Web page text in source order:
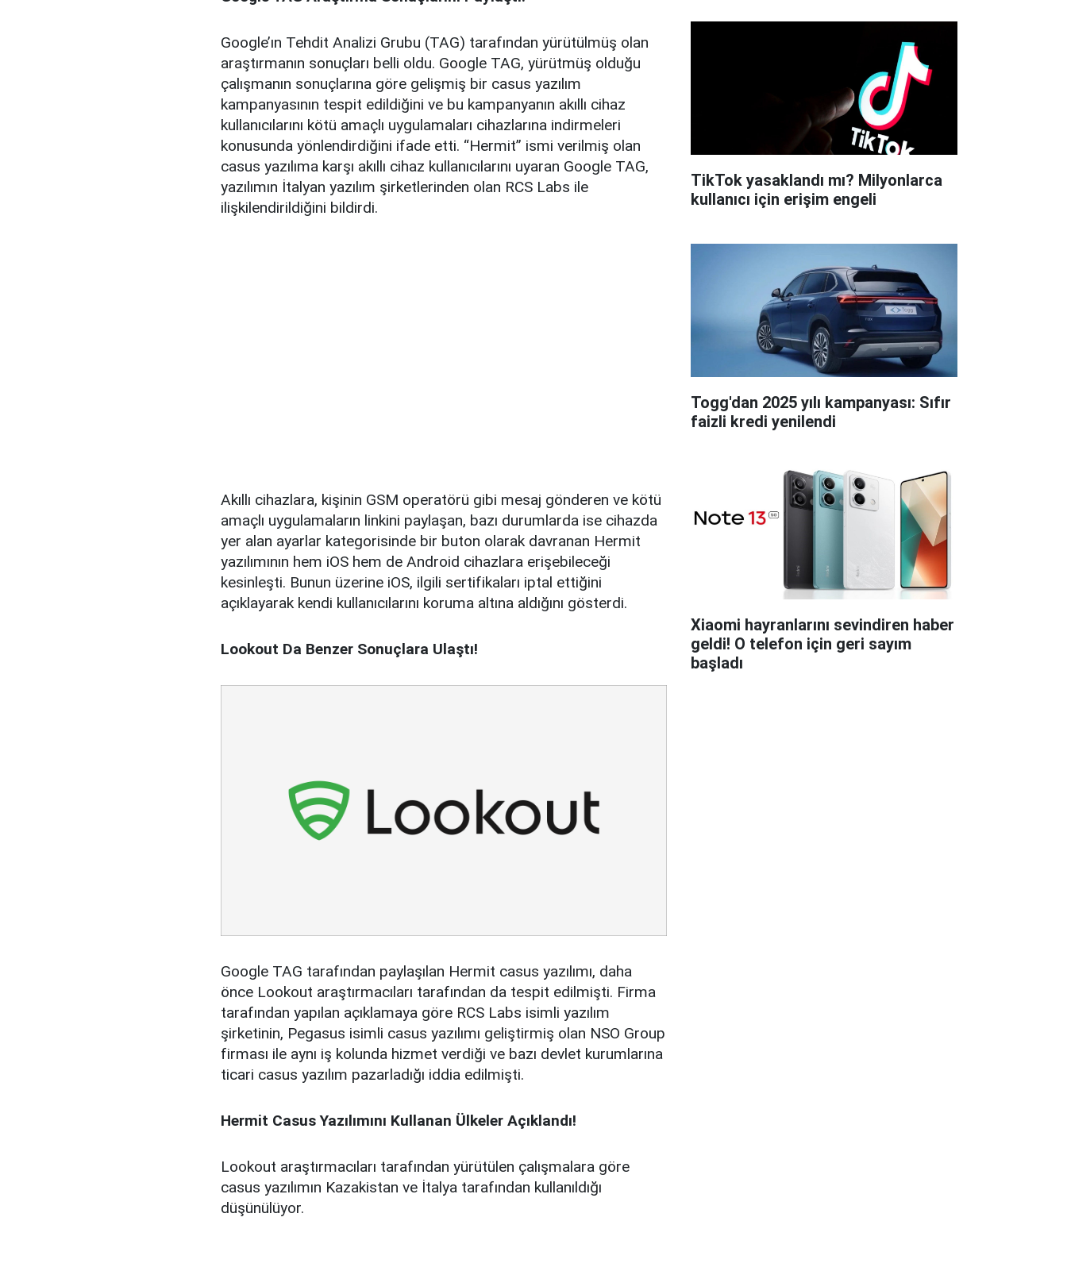
Google’ın Tehdit Analizi Grubu (TAG) tarafından yürütülmüş olan
araştırmanın sonuçları belli oldu. Google TAG, yürütmüş olduğu
çalışmanın sonuçlarına göre gelişmiş bir casus yazılım
kampanyasının tespit edildiğini ve bu kampanyanın akıllı cihaz
kullanıcılarını kötü amaçlı uygulamaları cihazlarına indirmeleri
konusunda yönlendirdiğini ifade etti. “Hermit” ismi verilmiş olan
casus yazılıma karşı akıllı cihaz kullanıcılarını uyaran Google TAG,
yazılımın İtalyan yazılım şirketlerinden olan RCS Labs ile
ilişkilendirildiğini bildirdi.
Akıllı cihazlara, kişinin GSM operatörü gibi mesaj gönderen ve kötü
amaçlı uygulamaların linkini paylaşan, bazı durumlarda ise cihazda
yer alan ayarlar kategorisinde bir buton olarak davranan Hermit
yazılımının hem iOS hem de Android cihazlara erişebileceği
kesinleşti. Bunun üzerine iOS, ilgili sertifikaları iptal ettiğini
açıklayarak kendi kullanıcılarını koruma altına aldığını gösterdi.
Lookout Da Benzer Sonuçlara Ulaştı!
Google TAG tarafından paylaşılan Hermit casus yazılımı, daha
önce Lookout araştırmacıları tarafından da tespit edilmişti. Firma
tarafından yapılan açıklamaya göre RCS Labs isimli yazılım
şirketinin, Pegasus isimli casus yazılımı geliştirmiş olan NSO Group
firması ile aynı iş kolunda hizmet verdiği ve bazı devlet kurumlarına
ticari casus yazılım pazarladığı iddia edilmişti.
Hermit Casus Yazılımını Kullanan Ülkeler Açıklandı!
Lookout araştırmacıları tarafından yürütülen çalışmalara göre
casus yazılımın Kazakistan ve İtalya tarafından kullanıldığı
düşünülüyor.
TikTok yasaklandı mı? Milyonlarca
kullanıcı için erişim engeli
Togg'dan 2025 yılı kampanyası: Sıfır
faizli kredi yenilendi
Xiaomi hayranlarını sevindiren haber
geldi! O telefon için geri sayım
başladı